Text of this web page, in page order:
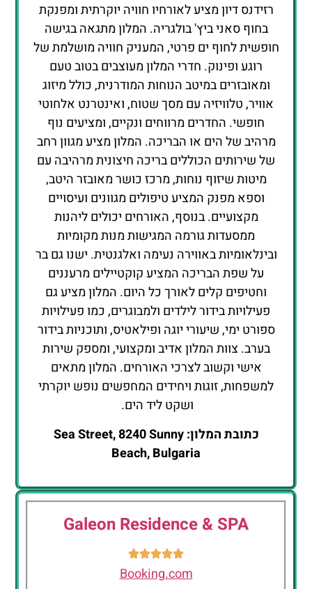
רזידנס דיון מציע לאורחיו חוויה יוקרתית ומפנקת
בחוף סאני ביץ' בולגריה. המלון מתגאה בגישה
חופשית לחוף ים פרטי, המעניק חוויה מושלמת של
רוגע ופינוק. חדרי המלון מעוצבים בטוב טעם
ומאובזרים במיטב הנוחות המודרנית, כולל מיזוג
אוויר, טלוויזיה עם מסך שטוח, ואינטרנט אלחוטי
חופשי. החדרים מרווחים ונקיים, ומציעים נוף
מרהיב של הים או הבריכה. המלון מציע מגוון רחב
של שירותים הכוללים בריכה חיצונית מרהיבה עם
מיטות שיזוף נוחות, מרכז כושר מאובזר היטב,
וספא מפנק המציע טיפולים מגוונים ועיסויים
מקצועיים. בנוסף, האורחים יכולים ליהנות
ממסעדות גורמה המגישות מנות מקומיות
ובינלאומיות באווירה נעימה ואלגנטית. ישנו גם בר
על שפת הבריכה המציע קוקטיילים מרעננים
וחטיפים קלים לאורך כל היום. המלון מציע גם
פעילויות בידור לילדים ולמבוגרים, כמו פעילויות
ספורט ימי, שיעורי יוגה ופילאטיס, ותוכניות בידור
בערב. צוות המלון אדיב ומקצועי, ומספק שירות
אישי וקשוב לצרכי האורחים. המלון מתאים
למשפחות, זוגות ויחידים המחפשים נופש יוקרתי
ושקט ליד הים.
כתובת המלון: Sea Street, 8240 Sunny
Beach, Bulgaria
Galeon Residence & SPA
Booking.com